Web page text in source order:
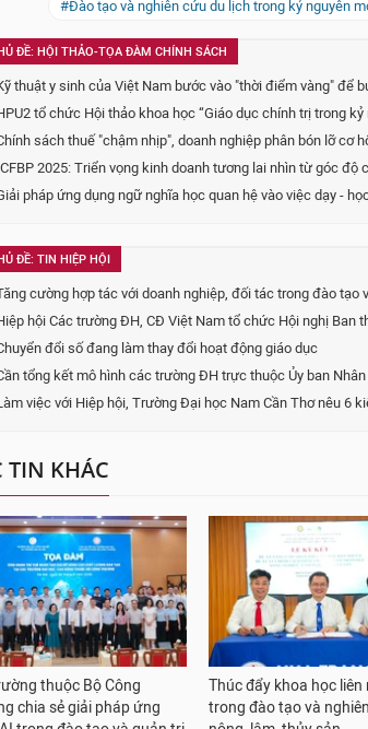
#Đào tạo và nghiên cứu du lịch trong kỷ nguyên
ĐỀ: HỘI THẢO-TỌA ĐÀM CHÍNH SÁCH
thuật y sinh của Việt Nam bước vào "thời điểm vàng" để
tổ chức Hội thảo khoa học “Giáo dục chính trị trong
sách thuế "chậm nhịp", doanh nghiệp phân bón lỡ cơ
2025: Triển vọng kinh doanh tương lai nhìn từ góc độ
pháp ứng dụng ngữ nghĩa học quan hệ vào việc dạy -
ĐỀ: TIN HIỆP HỘI
cường hợp tác với doanh nghiệp, đối tác trong đào tạo
hội Các trường ĐH, CĐ Việt Nam tổ chức Hội nghị Ban
đổi số đang làm thay đổi hoạt động giáo dục
tổng kết mô hình các trường ĐH trực thuộc Ủy ban
việc với Hiệp hội, Trường Đại học Nam Cần Thơ nêu 6
TIN KHÁC
thuộc Bộ Công
chia sẻ giải pháp ứng
Thúc đẩy khoa học liên
trong đào tạo và